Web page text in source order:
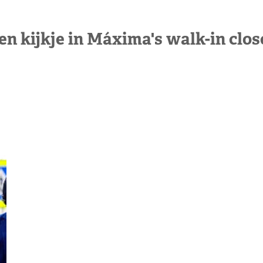
kijkje in Máxima's walk-in